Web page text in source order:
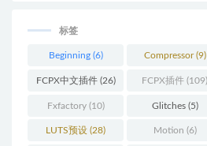
标签
Beginning(6) Compressor(9)
FCPX中文插件(26) FCPX插件 (109)
Fxfactory(10) Glitches(5)
LUTS预设 (28) Motion (6)